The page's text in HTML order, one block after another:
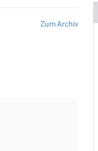
Zum Archiv